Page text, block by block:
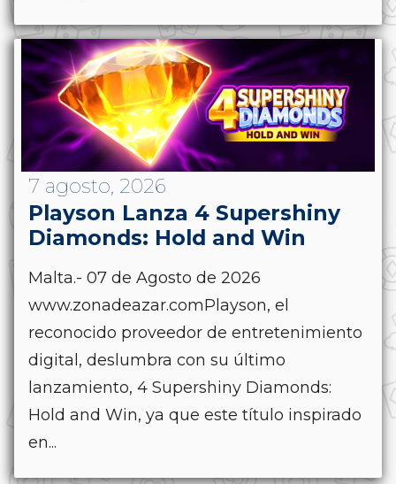
7 agosto, 2026
Playson Lanza 4 Supershiny
Diamonds: Hold and Win
Malta.- 07 de Agosto de 2026
www.zonadeazar.comPlayson, el
reconocido proveedor de entretenimiento
digital, deslumbra con su último
lanzamiento, 4 Supershiny Diamonds:
Hold and Win, ya que este título inspirado
en...